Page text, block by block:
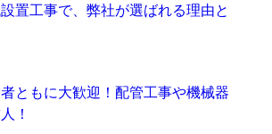
置工事で、弊社が選ばれる理由と
ともに大歓迎！配管工事や機械器
！